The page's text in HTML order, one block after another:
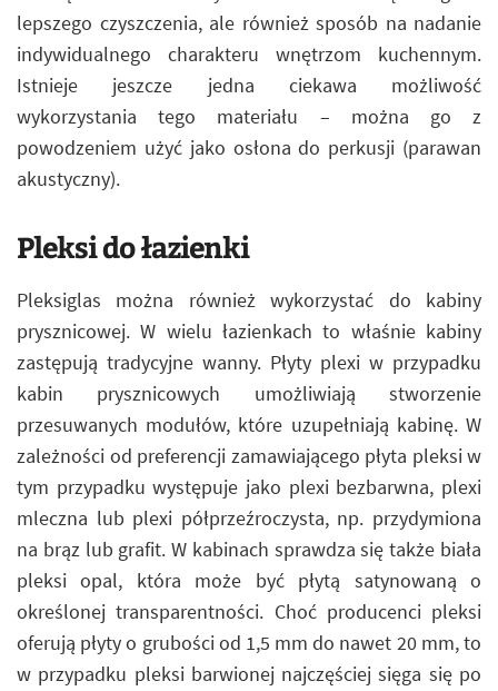
lepszego czyszczenia, ale również sposób na nadanie
indywidualnego charakteru wnętrzom kuchennym.
Istnieje jeszcze jedna ciekawa możliwość
wykorzystania tego materiału – można go z
powodzeniem użyć jako osłona do perkusji (parawan
akustyczny).
Pleksi do łazienki
Pleksiglas można również wykorzystać do kabiny
prysznicowej. W wielu łazienkach to właśnie kabiny
zastępują tradycyjne wanny. Płyty plexi w przypadku
kabin prysznicowych umożliwiają stworzenie
przesuwanych modułów, które uzupełniają kabinę. W
zależności od preferencji zamawiającego płyta pleksi w
tym przypadku występuje jako plexi bezbarwna, plexi
mleczna lub plexi półprzeźroczysta, np. przydymiona
na brąz lub grafit. W kabinach sprawdza się także biała
pleksi opal, która może być płytą satynowaną o
określonej transparentności. Choć producenci pleksi
oferują płyty o grubości od 1,5 mm do nawet 20 mm, to
w przypadku pleksi barwionej najczęściej sięga się po